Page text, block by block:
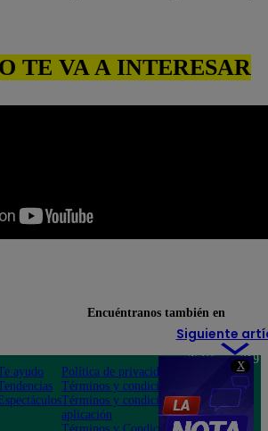
X
TE VA A INTERESAR
Siguiente
Encuéntranos también en
ayudo
Espectáculos
Política de privacidad
Términos y condiciones
Términos y condiciones
aplicación
Teléfono: 219
Av. San
Felipe 968
Jesús María